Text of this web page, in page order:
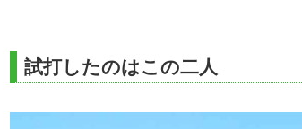
試打したのはこの二人